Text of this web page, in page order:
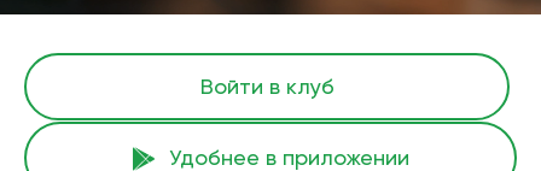
Войти в клуб
Удобнее в приложении